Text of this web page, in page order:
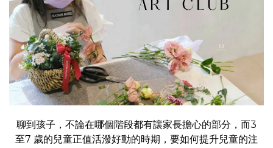
聊到孩子，不論在哪個階段都有讓家長擔心的部分，而3
至7 歲的兒童正值活潑好動的時期，要如何提升兒童的注